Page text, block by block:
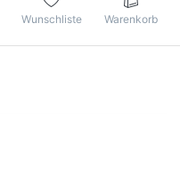
Wunschliste Warenkorb